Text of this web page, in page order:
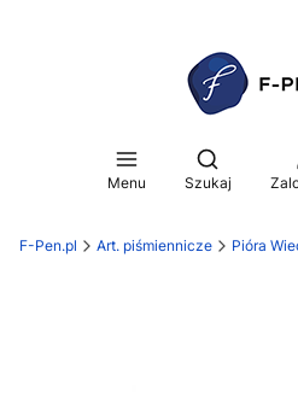
Menu
Otwórz
Szukaj
F-Pen.pl Art. piśmiennicze Pióra